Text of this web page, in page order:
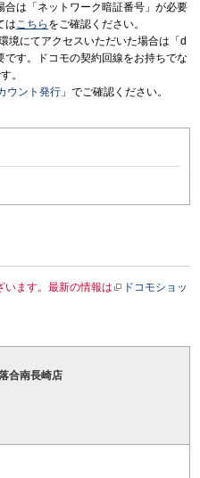
合は「ネットワーク暗証番号」が必要
はこちら をご確認ください。
境にてアクセスいただいた場合は「d
す。ドコモの契約回線をお持ちでな
。
ウント発行 」でご確認ください。
います。最新の情報は
ドコモショッ
合南長崎店